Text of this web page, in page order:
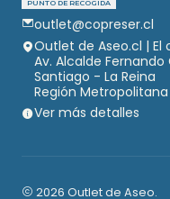
PUNTO DE RECOGIDA
outlet@copreser.cl
Outlet de Aseo.cl |
Av. Alcalde
Santiago - La Reina
Región
Ver más detalles
2026 Outlet de Aseo.